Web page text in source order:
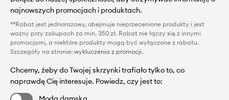
najnowszych promocjach i produktach.
**Rabat jest jednorazowy, obejmuje nieprzecenione produkty i jest
ważny przy zakupach za min. 350 zł. Rabat nie łączy się z innymi
promocjami, a niektóre produkty mogą być wyłączone z rabatu.
Szczegóły na stronie: wykluczenia z promocji.
Chcemy, żeby do Twojej skrzynki trafiało tylko to, co
naprawdę Cię interesuje. Powiedz, czy jest to: